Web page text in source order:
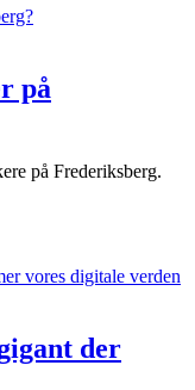
på
på Frederiksberg.
der